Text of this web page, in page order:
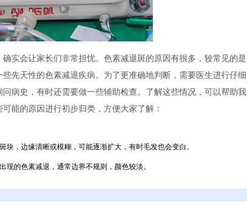
实会让家长们非常担忧。色素减退斑的原因有很多，较常见的是
先天性的色素减退疾病。为了更准确地判断，需要医生进行仔细
病史，有时还需要做一些辅助检查。了解这些情况，可以帮助我
能的原因进行初步归类，方便大家了解：
块，边缘清晰或模糊，可能逐渐扩大，有时毛发也会变白。
现的色素减退，通常边界不规则，颜色较淡。